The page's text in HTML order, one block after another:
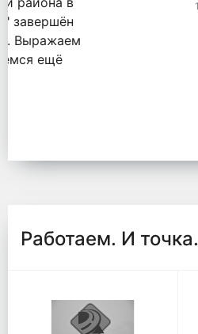
11 июня 2025
Работаем. И точка.